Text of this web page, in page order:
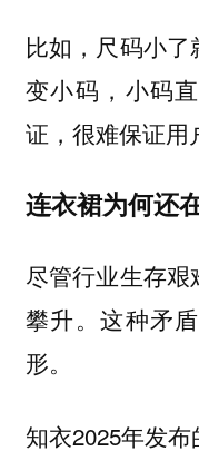
比如，尺码小
变小码，小码
证，很难保证用
连衣裙为何还
尽管行业生存
攀升。这种矛
形。
知衣2025年发